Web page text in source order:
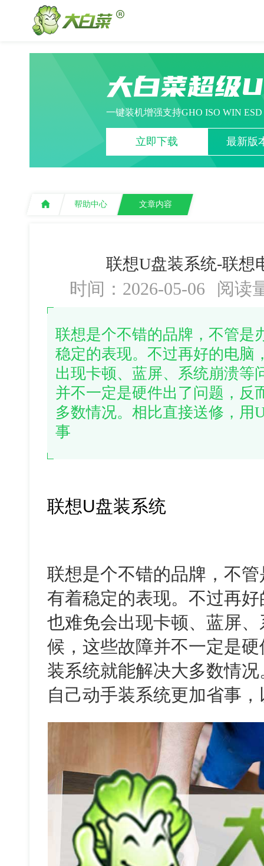
大白菜超级
一键装机增强支持GHO ISO WIN
立即下载 最新版
帮助中心 文章内容
联想U盘装系统-联想
时间：2026-05-06 阅读
联想是个不错的品牌，不管是
稳定的表现。不过再好的电脑
出现卡顿、蓝屏、系统崩溃等
并不一定是硬件出了问题，反
多数情况。相比直接送修，用
事
联想U盘装系统
联想是个不错的品牌，不
有着稳定的表现。不过再
也难免会出现卡顿、蓝屏
候，这些故障并不一定是
装系统就能解决大多数情
自己动手装系统更加省事